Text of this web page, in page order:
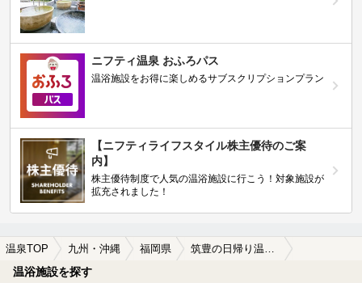
ニフティ温泉 おふろパス
温浴施設をお得に楽しめるサブスクリプションプラン
【ニフティライフスタイル株主優待のご案
内】
株主優待制度で人気の温浴施設に行こう！対象施設が
拡充されました！
温泉TOP 九州・沖縄 福岡県 筑豊の日帰り温泉、スーパー銭湯おすすめ
温浴施設を探す